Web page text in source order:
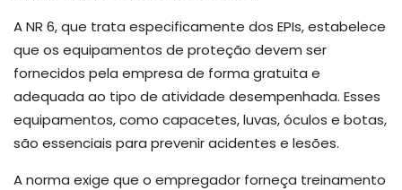
A NR 6, que trata especificamente dos EPIs, estabelece
que os equipamentos de proteção devem ser
fornecidos pela empresa de forma gratuita e
adequada ao tipo de atividade desempenhada. Esses
equipamentos, como capacetes, luvas, óculos e botas,
são essenciais para prevenir acidentes e lesões.
A norma exige que o empregador forneça treinamento